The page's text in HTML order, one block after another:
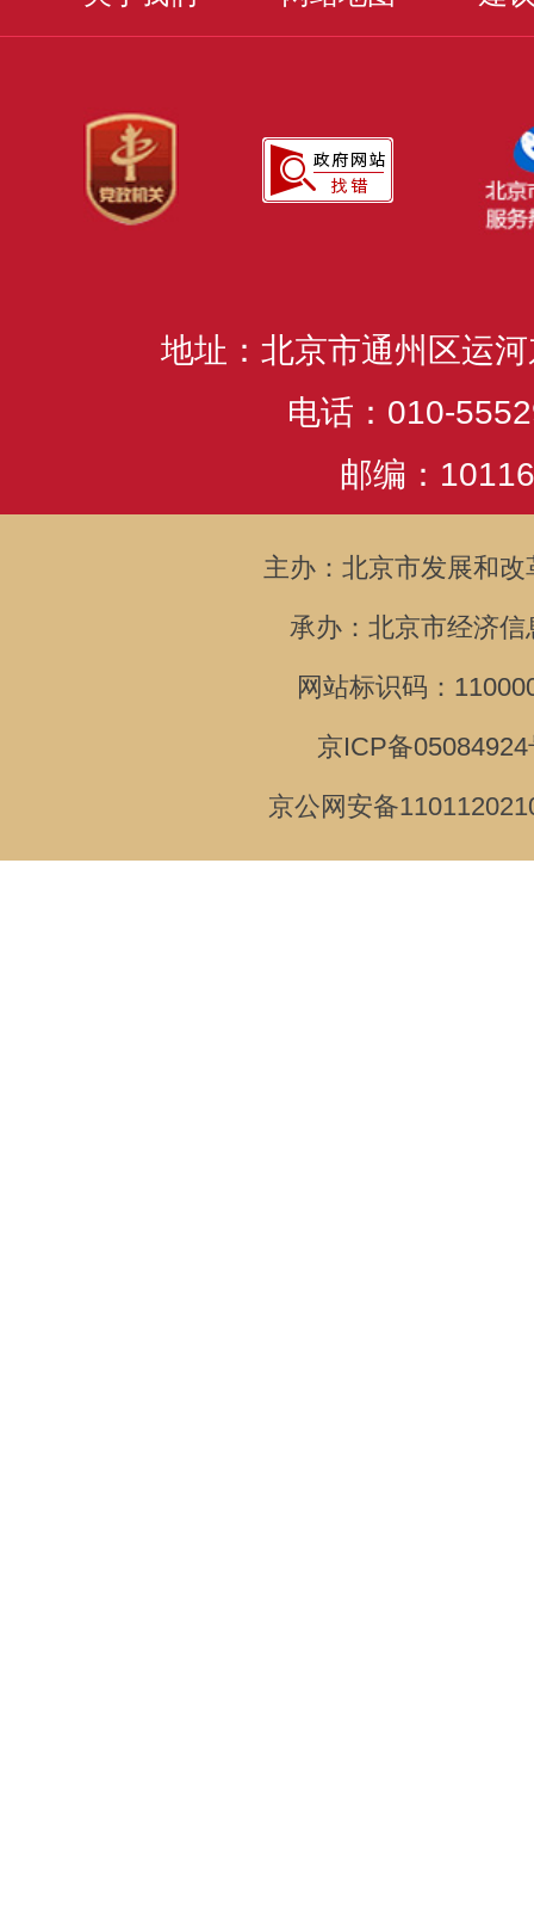
地址：北京市通州区运
电话：010-
邮编：
主办：北京市发展和改
承办：北京市经济信
网站标识码：
京ICP备
京公网安备